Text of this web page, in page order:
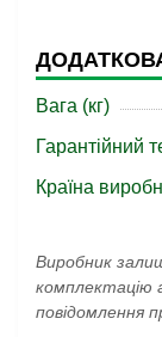
Вага (кг)
Гарантійний
Країна
Виробник
комплектацію
повідомлення